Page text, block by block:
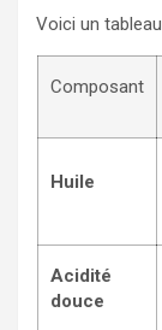
Voici un
Composant
Huile
Acidité
douce